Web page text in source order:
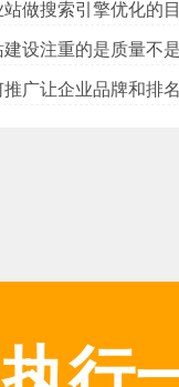
站做搜索引擎优化的
建设注重的是质量不
推广让企业品牌和排